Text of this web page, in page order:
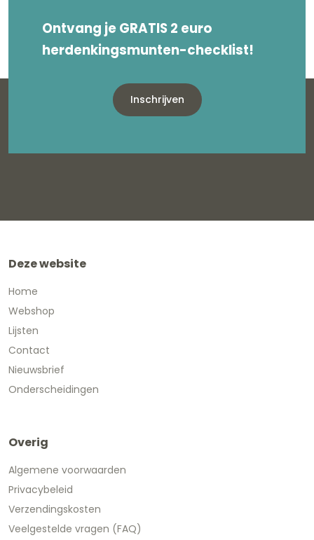
Ontvang je GRATIS 2 euro
herdenkingsmunten-checklist!
Inschrijven
Deze website
Home
Webshop
Lijsten
Contact
Nieuwsbrief
Onderscheidingen
Overig
Algemene voorwaarden
Privacybeleid
Verzendingskosten
Veelgestelde vragen (FAQ)